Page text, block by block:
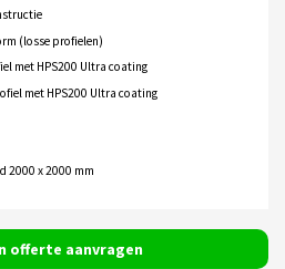
(losse profielen)
met HPS200 Ultra coating
met HPS200 Ultra coating
2000 x 2000 mm
offerte aanvragen